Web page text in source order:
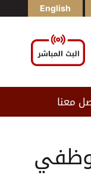
English
معنا